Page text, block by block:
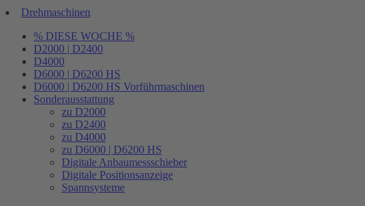
Drehmaschinen
% DIESE WOCHE %
D2000 | D2400
D4000
D6000 | D6200 HS
D6000 | D6200 HS Vorführmaschinen
Sonderausstattung
zu D2000
zu D2400
zu D4000
zu D6000 | D6200 HS
Digitale Anbaumessschieber
Digitale Positionsanzeige
Spannsysteme